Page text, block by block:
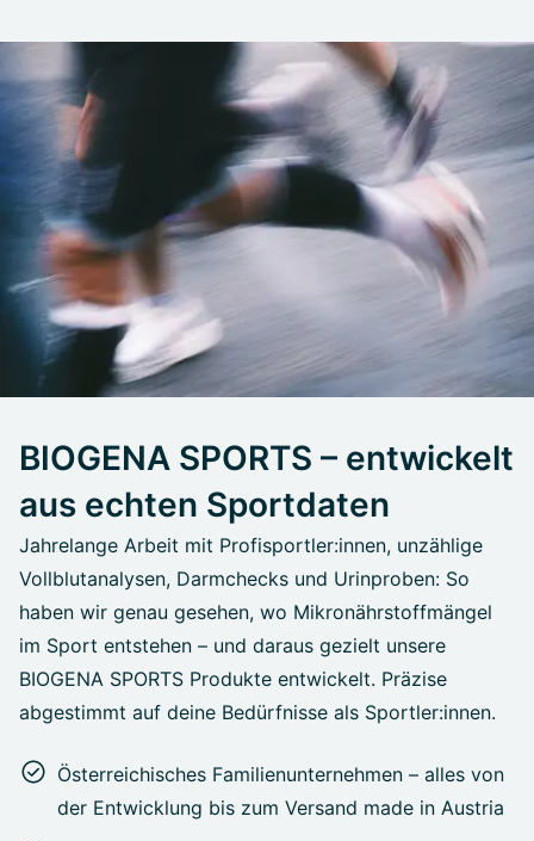
BIOGENA SPORTS – entwickelt
aus echten Sportdaten
Jahrelange Arbeit mit Profisportler:innen, unzählige
Vollblutanalysen, Darmchecks und Urinproben: So
haben wir genau gesehen, wo Mikronährstoffmängel
im Sport entstehen – und daraus gezielt unsere
BIOGENA SPORTS Produkte entwickelt. Präzise
abgestimmt auf deine Bedürfnisse als Sportler:innen.
Österreichisches Familienunternehmen – alles von
der Entwicklung bis zum Versand made in Austria